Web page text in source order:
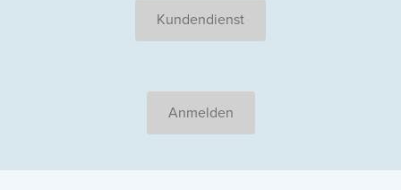
Kundendienst
Anmelden